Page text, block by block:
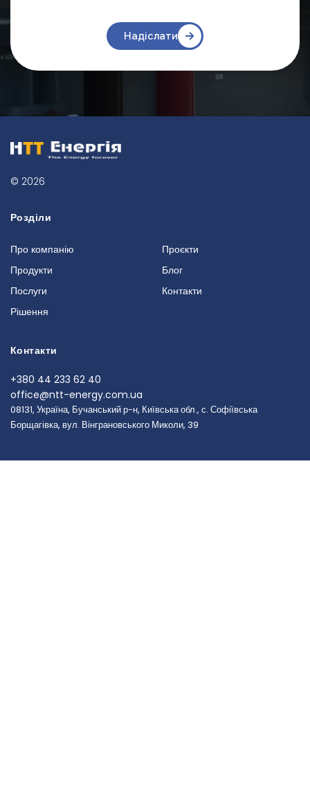
Надіслати
© 2026
Розділи
Про компанію
Продукти
Послуги
Рішення
Проєкти
Блог
Контакти
Контакти
+380 44 233 62 40
office@ntt-energy.com.ua
08131, Україна, Бучанський р-н, Київська обл., с. Софіївська
Борщагівка, вул. Вінграновського Миколи, 39